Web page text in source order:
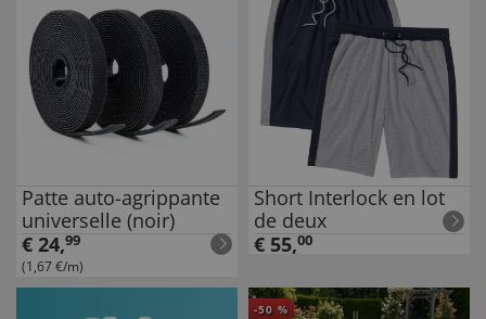
Patte auto-agrippante
universelle (noir)
€ 24,99
(1,67 €/m)
Short Interlock en lot
de deux
€ 55,00
-50 %